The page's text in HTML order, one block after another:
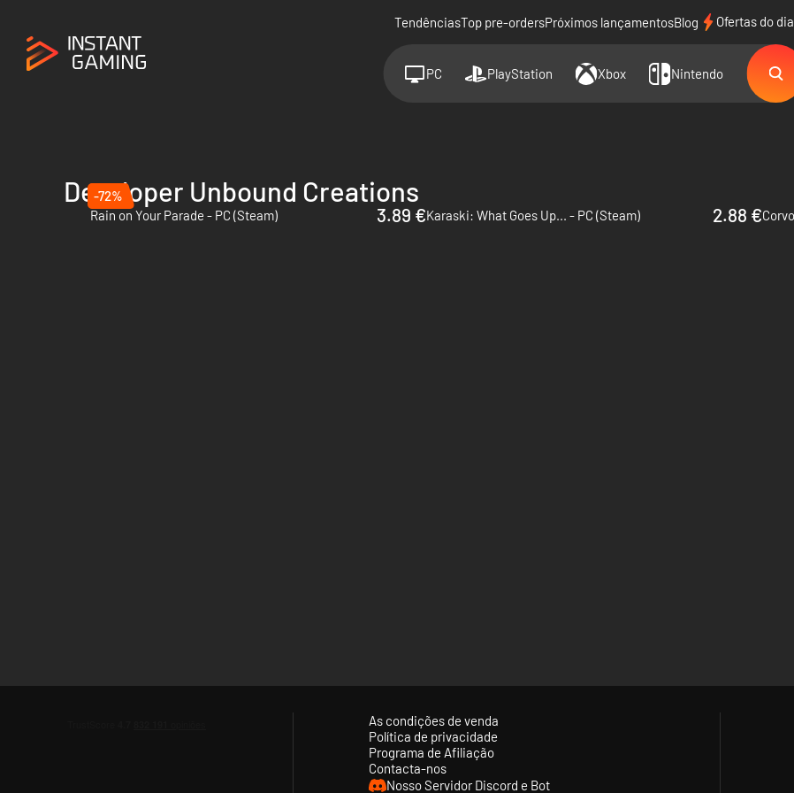
TendênciasTop pre-ordersPróximos lançamentosBlog Ofertas do dia
PC PlayStation Xbox Nintendo
Developer Unbound Creations
-72%
Rain on Your Parade - PC (Steam)
3.89 €Karaski: What Goes Up... - PC (Steam) 2.88 €
As condições de venda
Política de privacidade
Programa de Afiliação
Contacta-nos
Nosso Servidor Discord e Bot